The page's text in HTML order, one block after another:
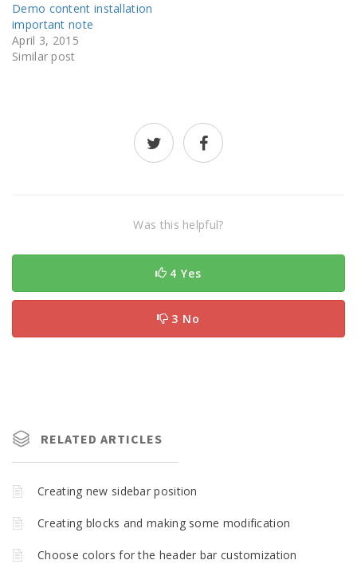
Demo content installation
important note
April 3, 2015
Similar post
Was this helpful?
4 Yes
3 No
RELATED ARTICLES
Creating new sidebar position
Creating blocks and making some modification
Choose colors for the header bar customization